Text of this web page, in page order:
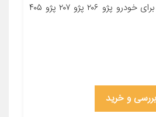
جنس ویسکوز مناسب برای خودرو پژو ۲۰۶ پژو ۲۰۷ پژو ۴۰۵
بررسی و خرید